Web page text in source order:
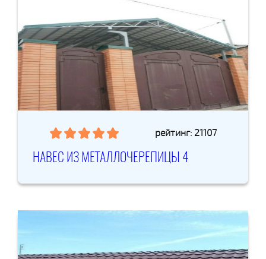
рейтинг: 21107
НАВЕС ИЗ МЕТАЛЛОЧЕРЕПИЦЫ 4